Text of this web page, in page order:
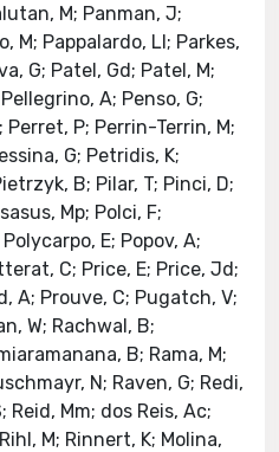
M; Panman, J;
M; Pappalardo, Ll; Parkes,
G; Patel, Gd; Patel, M;
A; Penso, G;
P; Perrin-Terrin, M;
G; Petridis, K;
B; Pilar, T; Pinci, D;
Mp; Polci, F;
E; Popov, A;
C; Price, E; Price, Jd;
A; Prouve, C; Pugatch, V;
W; Rachwal, B;
B; Rama, M;
N; Raven, G; Redi,
Mm; dos Reis, Ac;
M; Rinnert, K; Molina,